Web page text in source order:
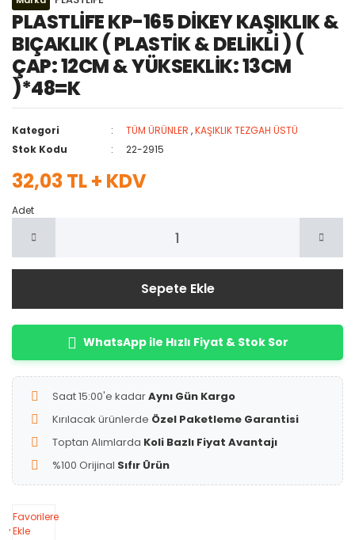
PLASTLİFE KP-165 DİKEY KAŞIKLIK &
BIÇAKLIK ( PLASTİK & DELİKLİ ) (
ÇAP: 12CM & YÜKSEKLİK: 13CM
)*48=K
Kategori TÜM ÜRÜNLER ,KAŞIKLIK TEZGAH ÜSTÜ
Stok Kodu
22-2915
32,03 TL + KDV
Adet
Sepete Ekle
WhatsApp ile Hızlı Fiyat & Stok Sor
Saat 15:00'e kadarAynı Gün Kargo
Kırılacak ürünlerde Özel Paketleme Garantisi
Toptan Alımlarda Koli Bazlı Fiyat Avantajı
%100 Orijinal Sıfır Ürün
Favorilere
Ekle